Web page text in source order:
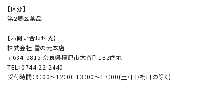
【区分】
第2類医薬品
【お問い合わせ先】
株式会社 雪の元本店
〒634-0815 奈良県橿原市大谷町182番地
TEL：0744-22-2440
受付時間：9：00〜12：00 13：00〜17：00(土・日・祝日の除く)